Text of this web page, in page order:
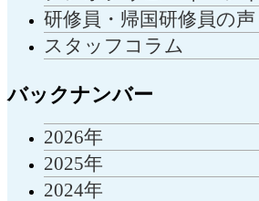
研修員・帰国研修員の声
スタッフコラム
バックナンバー
2026年
2025年
2024年